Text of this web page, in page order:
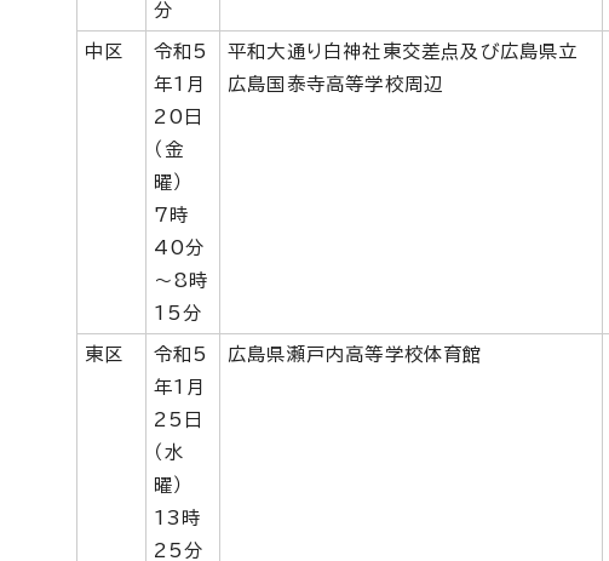
分
中区
令和5
年1月
20日
（金
曜）
7時
40分
～8時
15分
平和大通り白神社東交差点及び広島県立
広島国泰寺高等学校周辺
東区
令和5
年1月
25日
（水
曜）
13時
25分
広島県瀬戸内高等学校体育館